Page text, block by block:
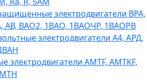
электродвигатели ВРА,
АВ, ВАO2, 1ВАО, 1ВАОЧР, 1ВАОРВ
электродвигатели A4, АРД,
электродвигатели AMTF, AMTKF,